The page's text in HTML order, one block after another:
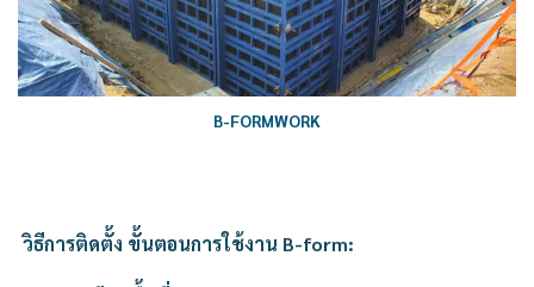
B-FORMWORK
วิธีการติดตั้ง ขั้นตอนการใช้งาน B-form: